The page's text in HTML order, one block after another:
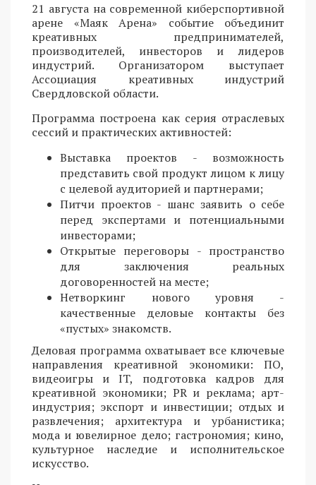
21 августа на современной киберспортивной
арене «Маяк Арена» событие объединит
креативных предпринимателей,
производителей, инвесторов и лидеров
индустрий. Организатором выступает
Ассоциация креативных индустрий
Свердловской области.
Программа построена как серия отраслевых
сессий и практических активностей:
Выставка проектов - возможность
представить свой продукт лицом к лицу
с целевой аудиторией и партнерами;
Питчи проектов - шанс заявить о себе
перед экспертами и потенциальными
инвесторами;
Открытые переговоры - пространство
для заключения реальных
договоренностей на месте;
Нетворкинг нового уровня -
качественные деловые контакты без
«пустых» знакомств.
Деловая программа охватывает все ключевые
направления креативной экономики: ПО,
видеоигры и IT, подготовка кадров для
креативной экономики; PR и реклама; арт-
индустрия; экспорт и инвестиции; отдых и
развлечения; архитектура и урбанистика;
мода и ювелирное дело; гастрономия; кино,
культурное наследие и исполнительское
искусство.